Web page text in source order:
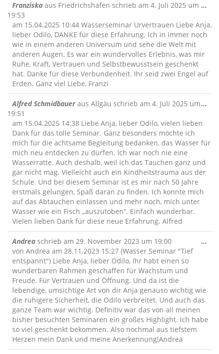
Franziska aus Friedrichshafen schrieb am 4. Juli 2025 um
19:53
am 15.04.2025 10:44 Wasserseminar Urvertrauen Liebe Anja,
lieber Odilo, DANKE für diese Erfahrung. Ich in immer noch
wie in einem anderen Universum und sehe die Welt mit
anderen Augen. Es war ein wundervolles Erlebnis, was mir
Ruhe, Kraft, Vertrauen und Selbstbewusstsein geschenkt
hat. Danke für diese Verbundenheit. Ihr seid zwei Engel auf
Erden. Ganz viel Liebe, Franzi
...
Alfred Schmidbauer aus Allgäu schrieb am 4. Juli 2025 um
19:51
am 15.04.2025 14:38 Liebe Anja, lieber Odilo, vielen lieben
Dank für das tolle Seminar. Ganz besonders möchte ich
mich für die achtsame Begleitung bedanken, das Wasser für
mich neu entdecken zu dürfen. Ich war noch nie eine
Wasserratte. Auch deshalb, weil ich das Tauchen ganz und
gar nicht mag. Vielleicht auch ein Kindheitstrauma aus der
Schule. Und bei diesem Seminar ist es mir nach 50 Jahre
erstmals gelungen, Spaß daran zu finden. Ich konnte mich
auf das Abtauchen einlassen und mehr noch, mich unter
Wasser wie ein Fisch „auszutoben“. Einfach wunderbar.
Vielen lieben Dank für diese neue Erfahrung. Alfred
...
Andrea schrieb am 29. November 2023 um 19:00
von Andrea am 28.11.2023 15:27 (Wasser Seminar "Tief
entspannt") Liebe Anja, lieber Odilo, Ihr habt einen so
wunderbaren Rahmen geschaffen für Wachstum und
Freude. Für Vertrauen und Öffnung. Und da ist die
lebendige, umsichtige Art von dir Anja genauso wichtig wie
die ruhigere Sicherheit, die Odilo verbreitet. Und auch das
ganze Team war wichtig. Definitiv war das von all meinen
bisher besuchten Seminaren ein großes Highlight. Ich habe
so viel geschenkt bekommen. Also nochmal aus tiefstem
Herzen mein Dank und meine Anerkennung!Andrea
...